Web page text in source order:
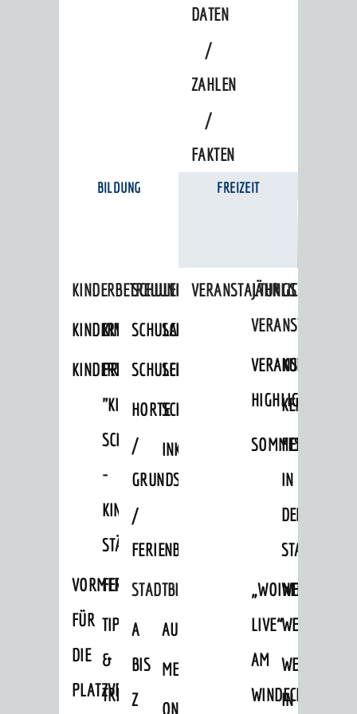
DATEN
/
ZAHLEN
/
FAKTEN
BILDUNG
KINDERBETREUUNG
KINDERTAGESPFLEGE
KINDERKRIPPEN
KINDERTAGESSTÄTTEN
PROJEKT
"KINDER
SCHÜTZEN
-
KINDER
STÄRKEN"
VORMERKVERFAHREN
FÜR
DIE
PLATZVERGABE
FERIENANGEBOTE
TIPPS
&
TREFFS
SCHULEN
SCHULARTEN
SCHULVERWALTUNG
SCHULFERIEN
SCHÜLERBEFÖRDERUNG
HORTE
/
GRUNDSCHULBETREUUNG
/
FERIENBETREUUNG
SCHULSOZIALARBEIT
INKLUSION
STADTBIBLIOTHEK
A
BIS
Z
AUSLEIHE
MEDIENANGEBOTE
ONLINE-
FREIZEIT
VERANSTALTUNGSKALENDER
JÄHRLICHE
HIGHLIGHTS
KERWE
SOMMERTAGSZUG
FESTE
IN
DEN
STADTTEILEN
„WOINEM
LIVE“
AM
WINDECKPLATZ
WEINHEIMER
IN